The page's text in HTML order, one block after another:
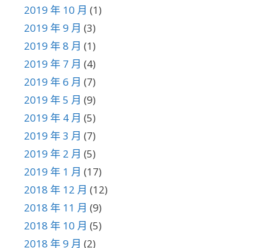
2019 年 10 月 (1)
2019 年 9 月 (3)
2019 年 8 月 (1)
2019 年 7 月 (4)
2019 年 6 月 (7)
2019 年 5 月 (9)
2019 年 4 月 (5)
2019 年 3 月 (7)
2019 年 2 月 (5)
2019 年 1 月 (17)
2018 年 12 月 (12)
2018 年 11 月 (9)
2018 年 10 月 (5)
2018 年 9 月 (2)